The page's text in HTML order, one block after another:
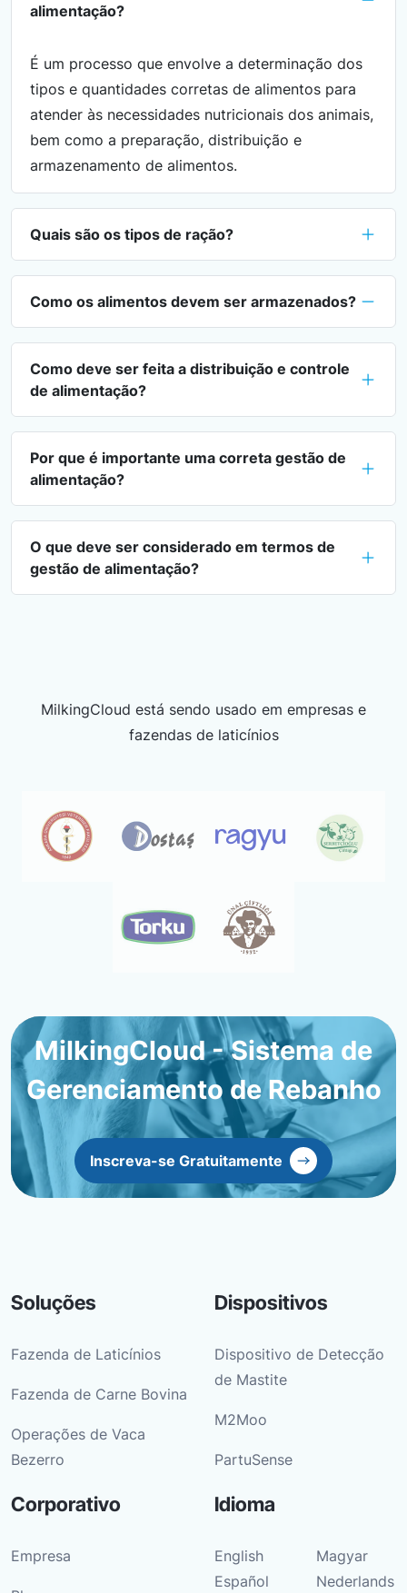
alimentação?
É um processo que envolve a determinação dos
tipos e quantidades corretas de alimentos para
atender às necessidades nutricionais dos animais,
bem como a preparação, distribuição e
armazenamento de alimentos.
Quais são os tipos de ração?
Como os alimentos devem ser armazenados?
Como deve ser feita a distribuição e controle
de alimentação?
Por que é importante uma correta gestão de
alimentação?
O que deve ser considerado em termos de
gestão de alimentação?
MilkingCloud está sendo usado em empresas e
fazendas de laticínios
MilkingCloud - Sistema de
Gerenciamento de Rebanho
Inscreva-se Gratuitamente
Soluções
Fazenda de Laticínios
Fazenda de Carne Bovina
Operações de Vaca
Bezerro
Dispositivos
Dispositivo de Detecção
de Mastite
M2Moo
PartuSense
Corporativo
Empresa
Idioma
English
Español
Magyar
Nederlands